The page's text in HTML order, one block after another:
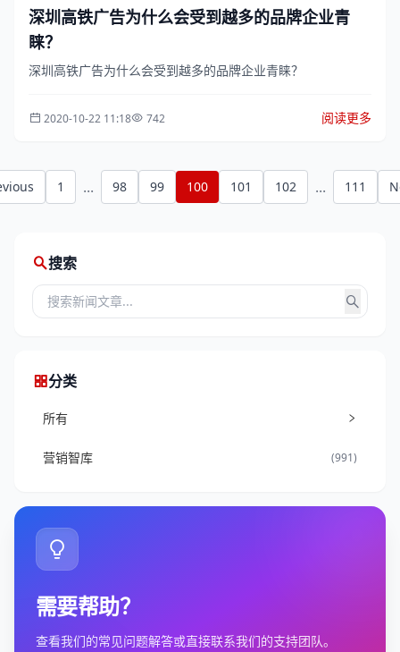
深圳高铁广告为什么会受到越多的品牌企业青
睐？
深圳高铁广告为什么会受到越多的品牌企业青睐？
2020-10-22 11:18 742 阅读更多
1 ... 98 99 100 101 102 ... 111
搜索
分类
所有
营销智库 (991)
需要帮助？
查看我们的常见问题解答或直接联系我们的支持团队。